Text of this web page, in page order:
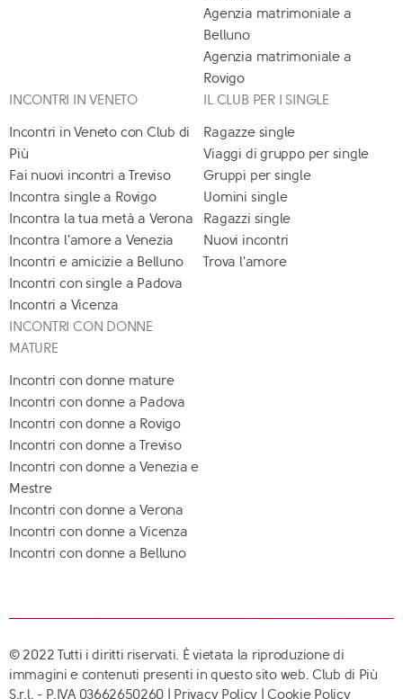
Agenzia matrimoniale a
Belluno
Agenzia matrimoniale a
Rovigo
INCONTRI IN VENETO
Incontri in Veneto con Club di
Più
Fai nuovi incontri a Treviso
Incontra single a Rovigo
Incontra la tua metà a Verona
Incontra l'amore a Venezia
Incontri e amicizie a Belluno
Incontri con single a Padova
Incontri a Vicenza
IL CLUB PER I SINGLE
Ragazze single
Viaggi di gruppo per single
Gruppi per single
Uomini single
Ragazzi single
Nuovi incontri
Trova l'amore
INCONTRI CON DONNE
MATURE
Incontri con donne mature
Incontri con donne a Padova
Incontri con donne a Rovigo
Incontri con donne a Treviso
Incontri con donne a Venezia e
Mestre
Incontri con donne a Verona
Incontri con donne a Vicenza
Incontri con donne a Belluno
© 2022 Tutti i diritti riservati. È vietata la riproduzione di
immagini e contenuti presenti in questo sito web. Club di Più
S.r.l. - P.IVA 03662650260 | Privacy Policy |Cookie Policy